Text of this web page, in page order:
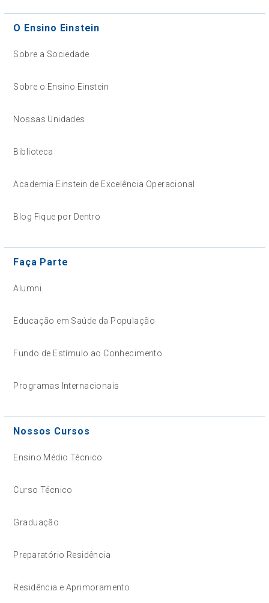
O Ensino Einstein
Sobre a Sociedade
Sobre o Ensino Einstein
Nossas Unidades
Biblioteca
Academia Einstein de Excelência Operacional
Blog Fique por Dentro
Faça Parte
Alumni
Educação em Saúde da População
Fundo de Estímulo ao Conhecimento
Programas Internacionais
Nossos Cursos
Ensino Médio Técnico
Curso Técnico
Graduação
Preparatório Residência
Residência e Aprimoramento